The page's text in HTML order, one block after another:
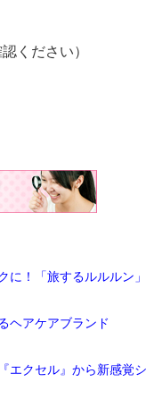
ください）
に！「旅するルルルン」
ヘアケアブランド
エクセル』から新感覚シ